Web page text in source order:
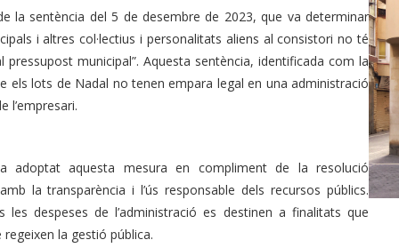
la sentència del 5 de desembre de 2023, que va determinar
i altres col·lectius i personalitats aliens al consistori no té
municipal”. Aquesta sentència, identificada com la
els lots de Nadal no tenen empara legal en una administració
l’empresari.
adoptat aquesta mesura en compliment de la resolució
la transparència i l’ús responsable dels recursos públics.
despeses de l’administració es destinen a finalitats que
la gestió pública.